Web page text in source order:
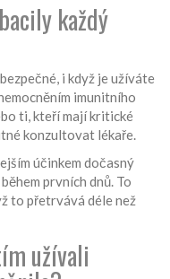
každý
i když je užíváte
imunitního
ti, kteří mají kritické
konzultovat lékaře.
účinkem dočasný
prvních dnů. To
to přetrvává déle než
užívali